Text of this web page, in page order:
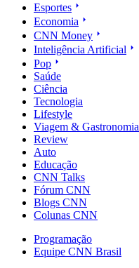
Esportes
Economia
CNN Money
Inteligência Artificial
Pop
Saúde
Ciência
Tecnologia
Lifestyle
Viagem & Gastronomia
Review
Auto
Educação
CNN Talks
Fórum CNN
Blogs CNN
Colunas CNN
Programação
Equipe CNN Brasil